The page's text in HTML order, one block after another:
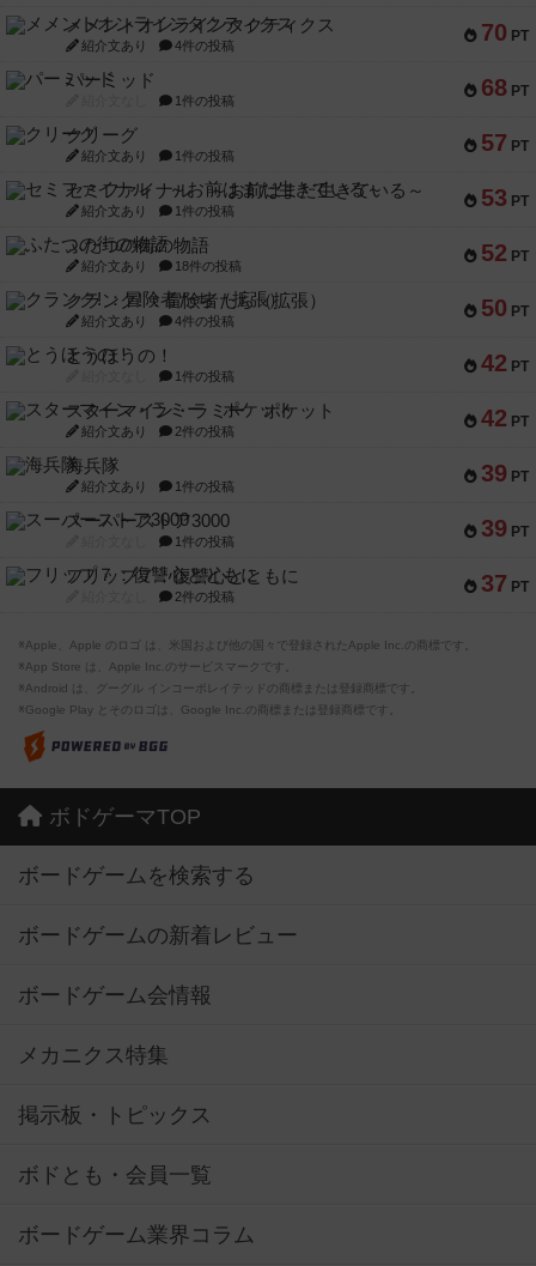
70 PT
メメントオンラインタクティクス
紹介文あり 4件の投稿
68 PT
パーミッド
1件の投稿
57 PT
クリーグ
紹介文あり 1件の投稿
53 PT
セミファイナル ～お前はまだ生きている～
紹介文あり 1件の投稿
52 PT
ふたつの街の物語
紹介文あり 18件の投稿
50 PT
クランク! ：冒険者たち（拡張）
紹介文あり 4件の投稿
42 PT
とうほうの！
1件の投稿
42 PT
スターマイン・ラミー ポケット
紹介文あり 2件の投稿
39 PT
海兵隊
紹介文あり 1件の投稿
39 PT
スーパーストア3000
1件の投稿
37 PT
フリップ７：復讐心とともに
2件の投稿
※Apple、Apple のロゴ は、米国および他の国々で登録されたApple Inc.の商標です。
※App Store は、Apple Inc.のサービスマークです。
※Android は、グーグル インコーポレイテッドの商標または登録商標です。
※Google Play とそのロゴは、Google Inc.の商標または登録商標です。
ボドゲーマTOP
ボードゲームを検索する
ボードゲームの新着レビュー
ボードゲーム会情報
メカニクス特集
掲示板・トピックス
ボドとも・会員一覧
ボードゲーム業界コラム